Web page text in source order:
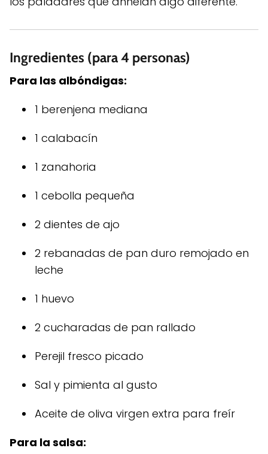
Ingredientes (para 4 personas)
Para las albóndigas:
1 berenjena mediana
1 calabacín
1 zanahoria
1 cebolla pequeña
2 dientes de ajo
2 rebanadas de pan duro remojado en
leche
1 huevo
2 cucharadas de pan rallado
Perejil fresco picado
Sal y pimienta al gusto
Aceite de oliva virgen extra para freír
Para la salsa: